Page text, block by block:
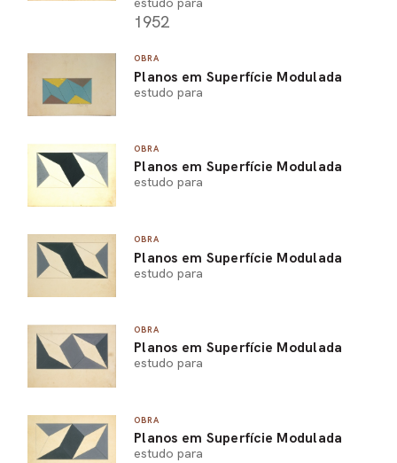
1952
OBRA
Planos em Superfície Modulada
estudo para
OBRA
Planos em Superfície Modulada
estudo para
OBRA
Planos em Superfície Modulada
estudo para
OBRA
Planos em Superfície Modulada
estudo para
OBRA
Planos em Superfície Modulada
estudo para